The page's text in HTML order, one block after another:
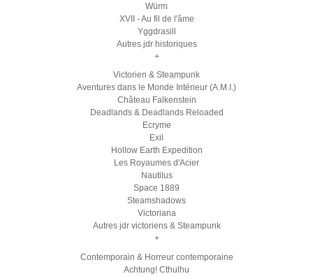
Würm
XVII - Au fil de l'âme
Yggdrasill
Autres jdr historiques
+
Victorien & Steampunk
Aventures dans le Monde Intérieur (A.M.I.)
Château Falkenstein
Deadlands & Deadlands Reloaded
Ecryme
Exil
Hollow Earth Expedition
Les Royaumes d'Acier
Nautilus
Space 1889
Steamshadows
Victoriana
Autres jdr victoriens & Steampunk
+
Contemporain & Horreur contemporaine
Achtung! Cthulhu